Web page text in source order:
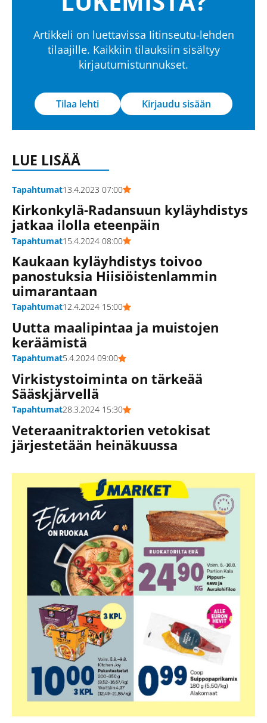
Artikkeli on luettavissa Iitinseutu-lehden
tilaajille. Kaikkiin tilauksiin sisältyy
kirjautumistunnukset.
Tilaa lehti Kirjaudu sisään
LUE LISÄÄ
Tapahtumat13.4.2023 07:00
Kirkonkylä-Radansuun kyläyhdistys
jatkaa ilolla eteenpäin
Tapahtumat15.4.2024 08:00
Kaukaan kyläyhdistys toivoo
panostuksia Hiisiöistenlammin
uimarantaan
Tapahtumat12.4.2024 15:00
Uutta maalipintaa ja muistojen
keräämistä
Tapahtumat5.4.2024 09:00
Virkistystoiminta on tärkeää
Sääskjärvellä
Tapahtumat28.3.2024 15:30
Veteraanitraktorien vetokisat
järjestetään heinäkuussa